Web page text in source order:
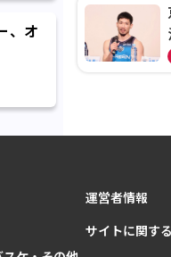
、オ
運営者情報
サイトに関す